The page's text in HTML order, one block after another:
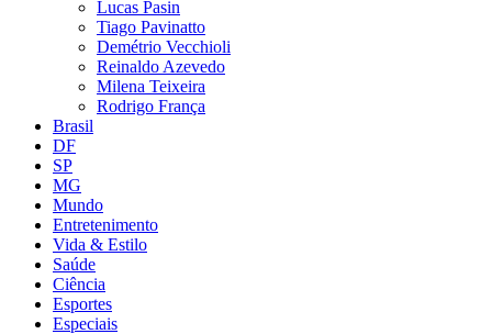
Lucas Pasin
Tiago Pavinatto
Demétrio Vecchioli
Reinaldo Azevedo
Milena Teixeira
Rodrigo França
Brasil
DF
SP
MG
Mundo
Entretenimento
Vida & Estilo
Saúde
Ciência
Esportes
Especiais